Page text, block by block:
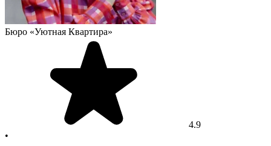
Бюро «Уютная Квартира»
4.9
•